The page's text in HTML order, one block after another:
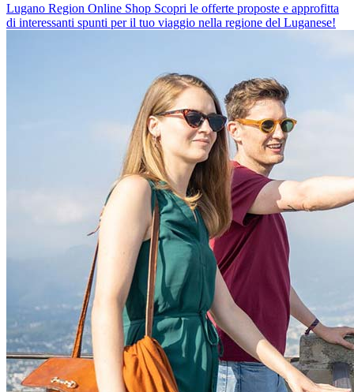
Lugano Region Online Shop Scopri le offerte proposte e approfitta
di interessanti spunti per il tuo viaggio nella regione del Luganese!